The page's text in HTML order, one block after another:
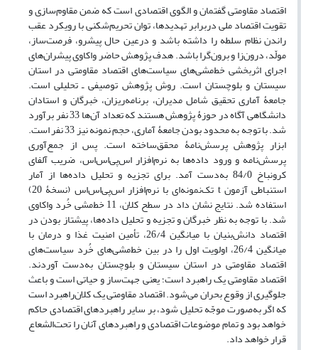
اقتصاد مقاومتی گفتمان و الگوی اقتصادی است که ضمن مقاوم‌سازی و
تقویت اقتصاد ملی دربرابر تهدیدها، توان تحریم‌شکنی با رویکرد عقب
راندن نظام سلطه را داشته باشد و درعین حال پیشرو، فرصت‌ساز،
مولّد، درون‌زا و برون‌گرا باشد. هدف پژوهش حاضر واکاوی پیشران‌های
اجرای اثربخشی خط‌مشی‌های سیاست‌های اقتصاد مقاومتی در استان
سیستان و بلوچستان است. روش پژوهش توصیفی ـ تحلیلی است.
جامعۀ آماری تحقیق شامل مدیران، برنامه‌ریزان، خبرگان و استادان
دانشگاهی آگاه در حوزۀ پژوهش هستند که تعداد آن‌ها 33 نفر برآورد
شد. با توجه به محدود بودن جامعۀ آماری، حجم نمونه نیز 33 نفر است.
ابزار پژوهش پرسش‌نامۀ محقق‌ساخته است. پس از جمع‌آوری
پرسش‌نامه و ورود داده‌ها به نرم‌افزار اس‌پی‌اس‌اس، ضریب آلفای
کرونباخ 84/0 به‌دست آمد. برای تجزیه و تحلیل داده‌ها از آمار
استنباطی آزمون t تک‌نمونه‌ای با نرم‌افزار اس‌پی‌اس‌اس (نسخۀ 20)
استفاده شد. نتایج نشان داد در سطح کلان، 11 خط‌مشی خُرد واکاوی
شد. با توجه به نظر خبرگان و تجزیه و تحلیل داده‌ها، پیشتاز بودن در
اقتصاد دانش‌بنیان با میانگین 26/4، تأمین امنیت غذا و درمان با
میانگین 26/4، اولویت اول را در بین خط‌مشی‌های خُرد سیاست‌های
اقتصاد مقاومتی در استان سیستان و بلوچستان به‌دست آوردند.
اقتصاد مقاومتی یک راهبرد است؛ یعنی جهت‌ساز و حیاتی است و باعث
جلوگیری از وقوع بحران می‌شود. اقتصاد مقاومتی یک کلان‌راهبرد است
که اگر به‌صورت موجّه تحلیل شود، بر سایر راهبردهای اقتصادی حاکم
خواهد بود و تمام موضوعات اقتصادی و راهبردهای آنان را تحت‌الشعاع
قرار خواهد داد.